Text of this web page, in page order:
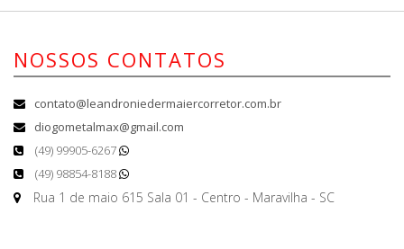
NOSSOS CONTATOS
contato@leandroniedermaiercorretor.com.br
diogometalmax@gmail.com
(49) 99905-6267
(49) 98854-8188
Rua 1 de maio 615 Sala 01 - Centro - Maravilha - SC